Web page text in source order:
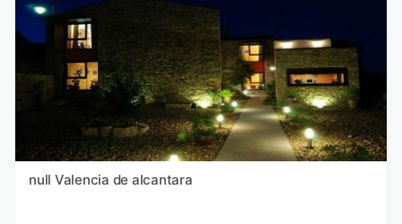
null Valencia de alcantara